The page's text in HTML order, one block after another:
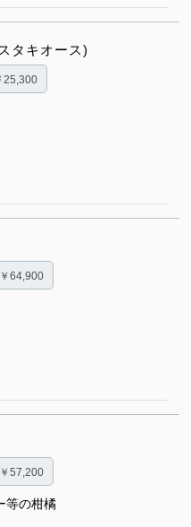
タキオース)
25,300
64,900
57,200
等の柑橘